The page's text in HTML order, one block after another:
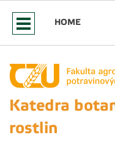
HOME
Katedra
rostlin